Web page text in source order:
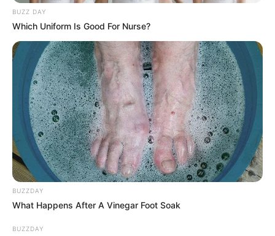
Selain berprofesi sebagai aktor, Rico juga merupakan seorang
model. Pria kelahiran Jambi, 29 April 1988 ini, telah menikah
dengan pada tahun 2006 dan telah dikaruniai seorang putri.
3. Fery Ixel sebagai Ki Lono Sandi
BUZZ DAY
Which Uniform Is Good For Nurse?
BUZZDAY
What Happens After A Vinegar Foot Soak
BUZZDAY